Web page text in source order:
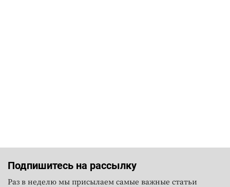
Подпишитесь на рассылку
Раз в неделю мы присылаем самые важные статьи